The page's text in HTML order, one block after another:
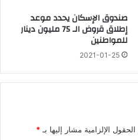
صندوق الإسكان يحدد موعد
إطلاق قروض الـ 75 مليون دينار
للمواطنين
2021-01-25
الحقول الإلزامية مشار إليها بـ *